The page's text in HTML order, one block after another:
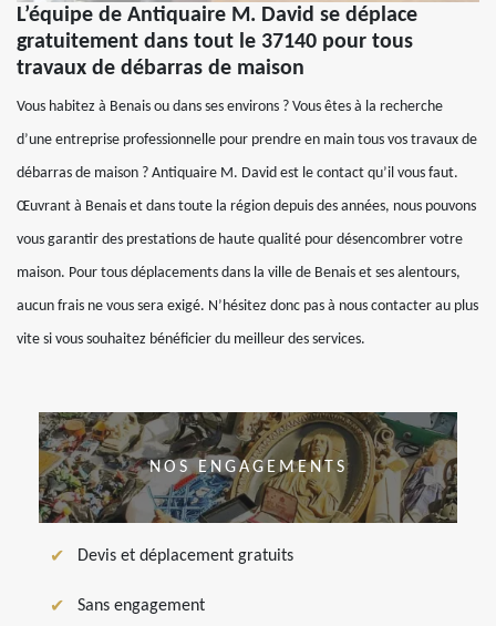
L’équipe de Antiquaire M. David se déplace
gratuitement dans tout le 37140 pour tous
travaux de débarras de maison
Vous habitez à Benais ou dans ses environs ? Vous êtes à la recherche
d’une entreprise professionnelle pour prendre en main tous vos travaux de
débarras de maison ? Antiquaire M. David est le contact qu’il vous faut.
Œuvrant à Benais et dans toute la région depuis des années, nous pouvons
vous garantir des prestations de haute qualité pour désencombrer votre
maison. Pour tous déplacements dans la ville de Benais et ses alentours,
aucun frais ne vous sera exigé. N’hésitez donc pas à nous contacter au plus
vite si vous souhaitez bénéficier du meilleur des services.
NOS ENGAGEMENTS
Devis et déplacement gratuits
Sans engagement